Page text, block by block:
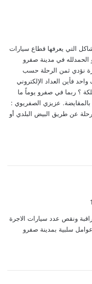
التي يعرفها قطاع سيارات
الحمدلله في مدينة صفرو
نؤدي ثمن الرحلة حسب
فأين العداد الإلكتروني
؟ ربما في صفرو يوماً ما
عزيزي الصفريوي :
عن طريق البيض البلدي أو
ونقص عدد سيارات الاجرة
سلبية بمدينة صفرو